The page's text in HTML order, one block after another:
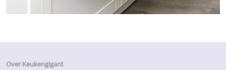
Over Keukengigant